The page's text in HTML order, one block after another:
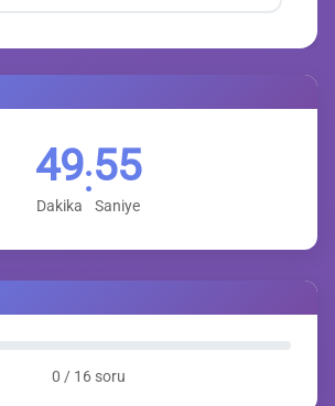
49
Dakika
:54
Saniye
0 / 16 soru